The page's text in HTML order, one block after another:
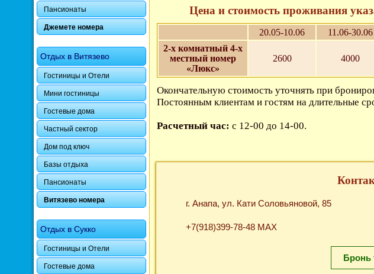
Пансионаты
Джемете номера
Отдых в Витязево
Гостиницы и Отели
Мини гостиницы
Гостевые дома
Частный сектор
Дом под ключ
Базы отдыха
Пансионаты
Витязево номера
Отдых в Сукко
Гостиницы и Отели
Гостевые дома
Цена и стоимость проживания
20.05-10.06 11.06-30.06
2-х комнатный 4-х
местный номер
«Люкс»
2600 4000
Окончательную стоимость уточнять при
Постоянным клиентам и гостям на длительные
Расчетный час: с 12-00 до 14-00.
г. Анапа, ул. Кати Соловьяновой, 85
+7(918)399-78-48 MAX
Бронь